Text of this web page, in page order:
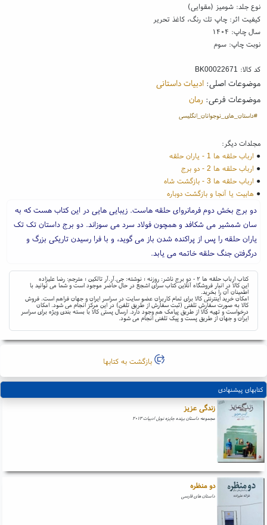
نوع جلد: شومیز (مقوایی)
کیفیت اثر: چاپ تك رنگ، کاغذ تحریر
سال چاپ: ۱۴۰۴
نوبت چاپ: سوم
کد کالا: BK00022671
موضوعات اصلی:ادبیات داستانی
موضوعات فرعی: رمان
#داستان_های_نوجوانان_انگلیسی
مجلدات دیگر:
● ارباب حلقه ها 1 - یاران حلقه
● ارباب حلقه ها 2 - دو برج
● ارباب حلقه ها 3 - بازگشت شاه
●هابیت یا آنجا و بازگشت دوباره
دو برج بخش دوم فرمانروای حلقه هاست. زیبایی هایی در این کتاب هست که به
سان شمشیر می شکافد و همچون فولاد سرد می سوزاند. دو برج داستان تک تک
یاران حلقه را پس از پراکنده شدن باز می گوید، و با فرا رسیدن تاریکی بزرگ و
درگرفتن جنگ حلقه خاتمه می یابد.
کتاب ارباب حلقه ها ۲ - دو برج ناشر: روزنه ؛ نوشته: جی.آر.آر تالکین ؛ مترجم: رضا علیزاده
این کالا در انبار فروشگاه آنلاین کتاب سرای اشجع در حال حاضر موجود است و شما می توانید با
اطمینان آن را بخرید.
امکان خرید اینترنتی کالا برای تمام کاربران عضو سایت در سراسر ایران و جهان فراهم است. فروش
کالا به صورت سفارش تلفنی (ثبت سفارش از طریق تلفن) در این مرکز انجام می شود. امکان
درخواست و تهیه کالا از طریق پیامک هم وجود دارد. ارسال پستی کالا با بسته بندی ویژه برای سراسر
ایران و جهان از طریق پست و پیک تلفنی انجام می شود.
بازگشت به کتابها
کتابهای پیشنهادی
زندگی عزیز
مجموعه داستان برنده جایزه نوبل ادبیات ۲۰۱۳
دو منظره
داستان های فارسی